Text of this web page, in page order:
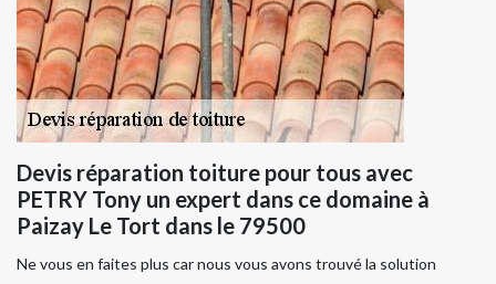
Devis réparation toiture pour tous avec
PETRY Tony un expert dans ce domaine à
Paizay Le Tort dans le 79500
Ne vous en faites plus car nous vous avons trouvé la solution